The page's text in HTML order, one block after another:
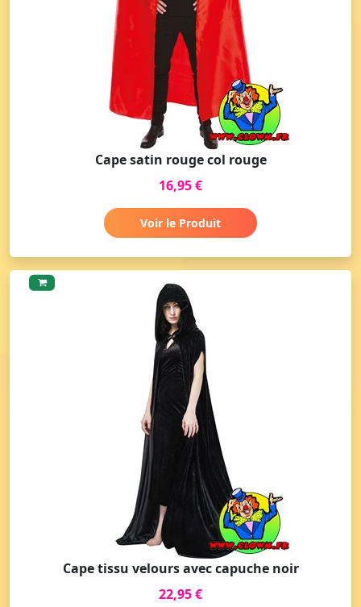
Cape satin rouge col rouge
16,95 €
Voir le Produit
Cape tissu velours avec capuche noir
22,95 €